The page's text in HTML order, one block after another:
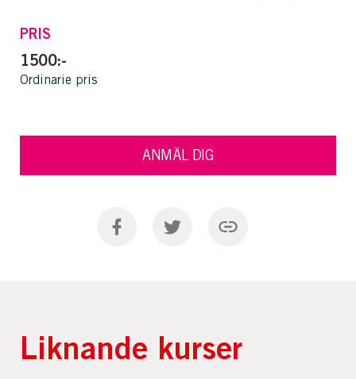
PRIS
1500:-
Ordinarie pris
ANMÄL DIG
Liknande kurser